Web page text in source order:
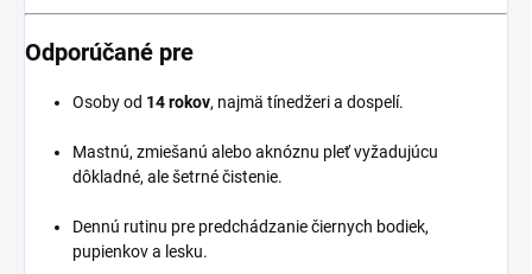
Odporúčané pre
Osoby od 14 rokov, najmä tínedžeri a dospelí.
Mastnú, zmiešanú alebo aknóznu pleť vyžadujúcu
dôkladné, ale šetrné čistenie.
Dennú rutinu pre predchádzanie čiernych bodiek,
pupienkov a lesku.